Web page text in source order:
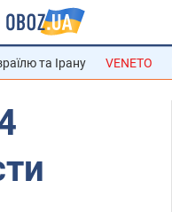
та Ірану VENETO